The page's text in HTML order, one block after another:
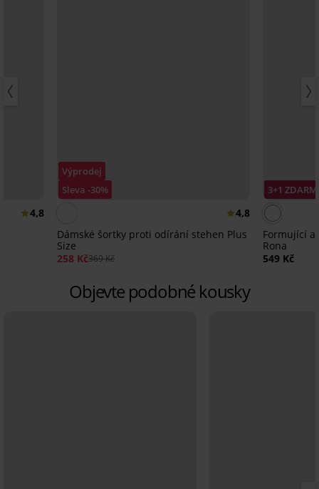
4,8
Výprodej
Sleva -30%
4,8
Dámské šortky proti odírání stehen Plus
Size
258 Kč369 Kč
3+1
Formující
Rona
549 Kč
Objevte podobné kousky